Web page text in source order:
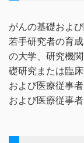
がんの基礎およ
若手研究者の育
の大学、研究機
礎研究または臨
および医療従事
および医療従事